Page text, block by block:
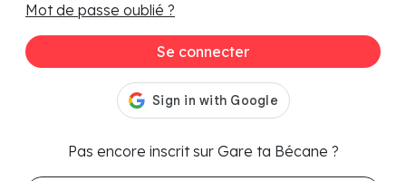
Mot de passe oublié ?
Se connecter
Pas encore inscrit sur Gare ta Bécane ?